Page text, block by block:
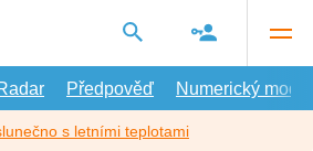
Předpověď Numerický model
s letními teplotami